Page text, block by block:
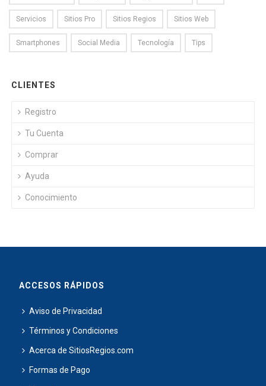
Servicios Sitios Pro Sitios Regios Sitios Web
Smartphones Social Media Tecnología Tips
CLIENTES
Registro
Tu Cuenta
Comprar
Ayuda
Conocimiento
ACCESOS RÁPIDOS
Aviso de Privacidad
Términos y Condiciones
Acerca de SitiosRegios.com
Formas de Pago